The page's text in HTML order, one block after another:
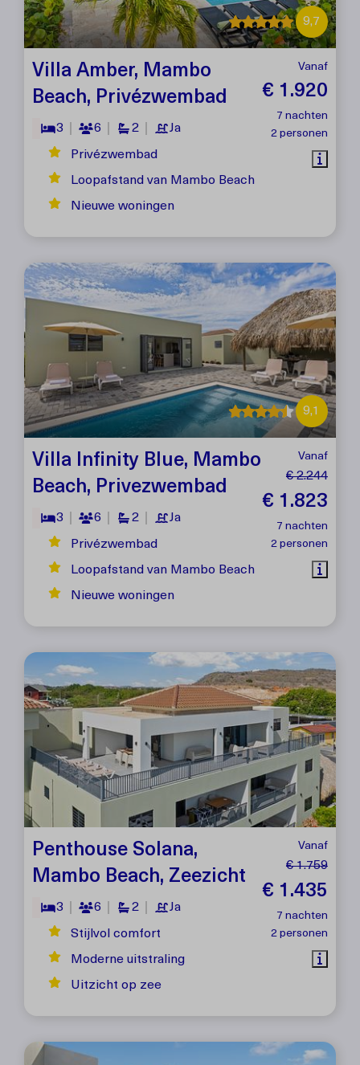
9,7
Vanaf
€ 1.920
7 nachten
2 personen
Villa Amber, Mambo
Beach, Privézwembad
3 6 2 Ja
Privézwembad
Loopafstand van Mambo Beach
Nieuwe woningen
9,1
Vanaf
€ 2.244
€ 1.823
7 nachten
2 personen
Villa Infinity Blue, Mambo
Beach, Privezwembad
3 6 2 Ja
Privézwembad
Loopafstand van Mambo Beach
Nieuwe woningen
Vanaf
€ 1.759
€ 1.435
7 nachten
2 personen
Penthouse Solana,
Mambo Beach, Zeezicht
3 6 2 Ja
Stijlvol comfort
Moderne uitstraling
Uitzicht op zee